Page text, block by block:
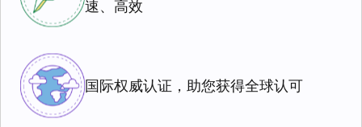
速、高效
国际权威认证，助您获得全球认可